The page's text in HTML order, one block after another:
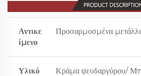
Αντικε
ίμενο
Προσαρμοσμένα
Υλικό
Κράμα ψευδαργύρου/